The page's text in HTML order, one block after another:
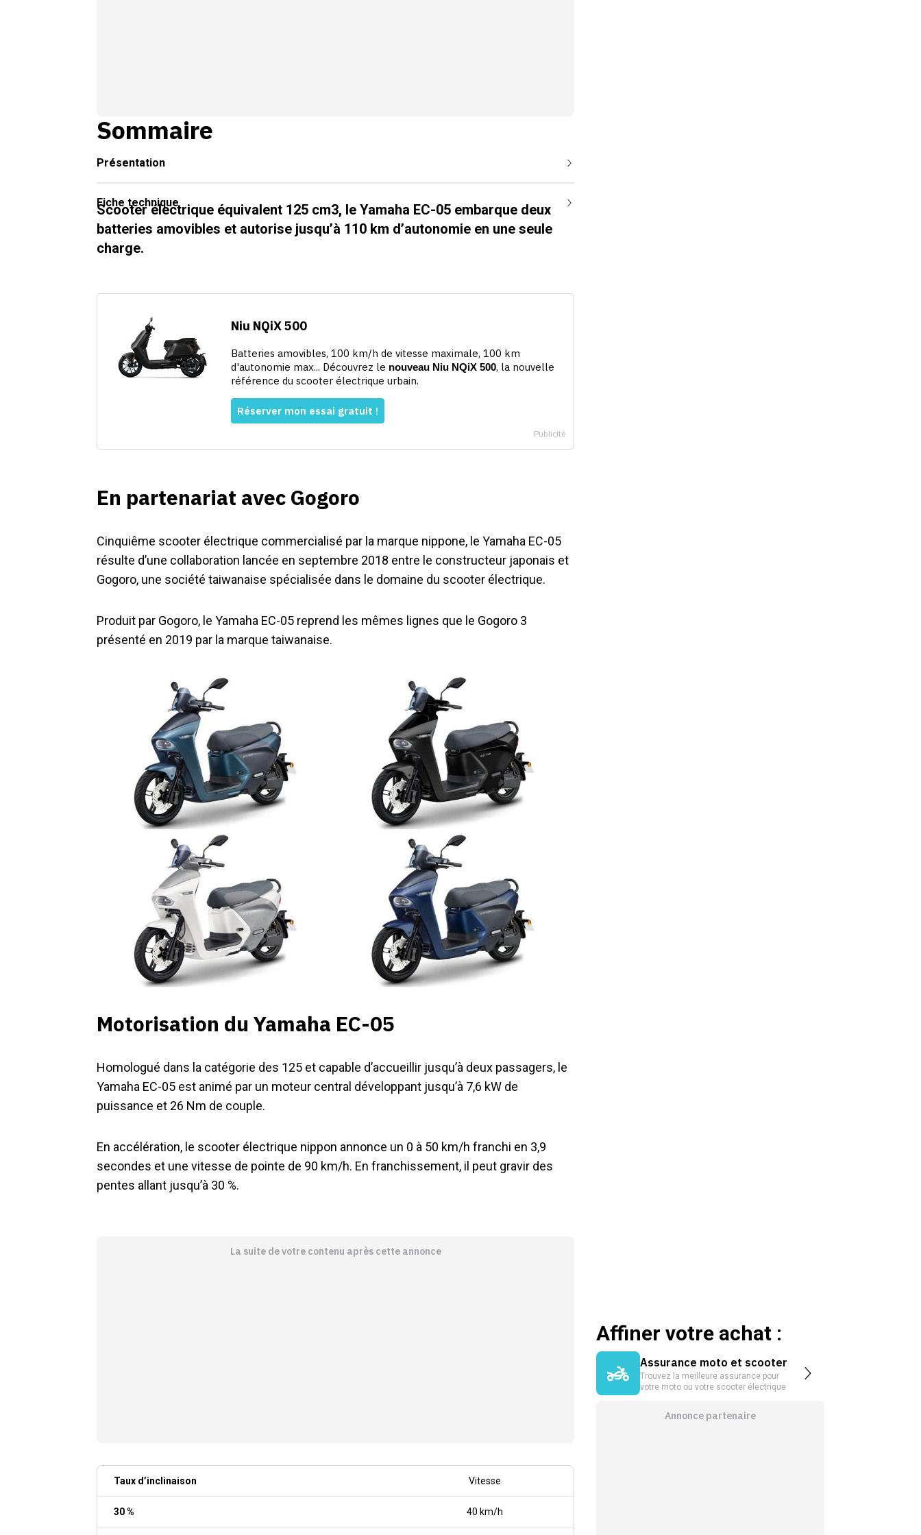
Sommaire
Présentation
Fiche technique
Scooter électrique équivalent 125 cm3, le Yamaha EC-05 embarque deux
batteries amovibles et autorise jusqu’à 110 km d’autonomie en une seule
charge.
En partenariat avec Gogoro
Cinquiême scooter électrique commercialisé par la marque nippone, le Yamaha EC-05
résulte d’une collaboration lancée en septembre 2018 entre le constructeur japonais et
Gogoro, une société taiwanaise spécialisée dans le domaine du scooter électrique.
Produit par Gogoro, le Yamaha EC-05 reprend les mêmes lignes que le Gogoro 3
présenté en 2019 par la marque taiwanaise.
Motorisation du Yamaha EC-05
Homologué dans la catégorie des 125 et capable d’accueillir jusqu’à deux passagers, le
Yamaha EC-05 est animé par un moteur central développant jusqu’à 7,6 kW de
puissance et 26 Nm de couple.
En accélération, le scooter électrique nippon annonce un 0 à 50 km/h franchi en 3,9
secondes et une vitesse de pointe de 90 km/h. En franchissement, il peut gravir des
pentes allant jusqu’à 30 %.
La suite de votre contenu après cette annonce
Taux d’inclinaison Vitesse
30 % 40 km/h
Affiner votre achat :
Assurance moto et scooter
Trouvez la meilleure assurance pour
votre moto ou votre scooter électrique
Annonce partenaire